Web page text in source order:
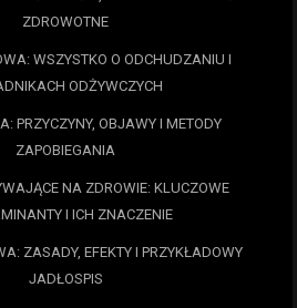
ZDROWOTNE
WSZYSTKO O ODCHUDZANIU I
ODŻYWCZYCH
PRZYCZYNY, OBJAWY I METODY
ZAPOBIEGANIA
NA ZDROWIE: KLUCZOWE
I ICH ZNACZENIE
ZASADY, EFEKTY I PRZYKŁADOWY
JADŁOSPIS